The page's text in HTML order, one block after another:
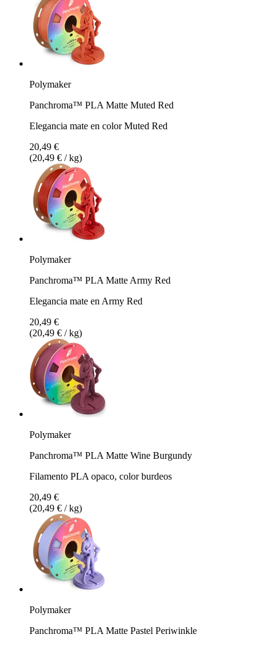
Polymaker
Panchroma™ PLA Matte Muted Red
Elegancia mate en color Muted Red
20,49 €
(20,49 € / kg)
Polymaker
Panchroma™ PLA Matte Army Red
Elegancia mate en Army Red
20,49 €
(20,49 € / kg)
Polymaker
Panchroma™ PLA Matte Wine Burgundy
Filamento PLA opaco, color burdeos
20,49 €
(20,49 € / kg)
Polymaker
Panchroma™ PLA Matte Pastel Periwinkle